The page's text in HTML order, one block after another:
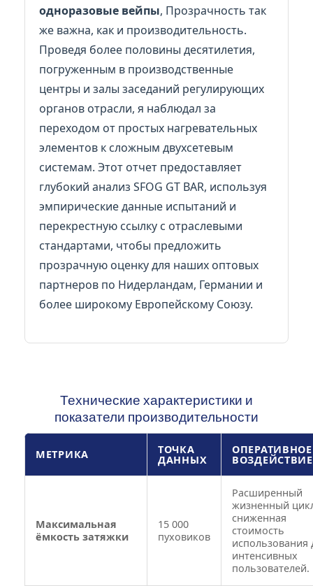
одноразовые вейпы, Прозрачность так
же важна, как и производительность.
Проведя более половины десятилетия,
погруженным в производственные
центры и залы заседаний регулирующих
органов отрасли, я наблюдал за
переходом от простых нагревательных
элементов к сложным двухсетевым
системам. Этот отчет предоставляет
глубокий анализ SFOG GT BAR, используя
эмпирические данные испытаний и
перекрестную ссылку с отраслевыми
стандартами, чтобы предложить
прозрачную оценку для наших оптовых
партнеров по Нидерландам, Германии и
более широкому Европейскому Союзу.
Технические характеристики и
показатели производительности
МЕТРИКА ТОЧКА
ДАННЫХ
ОПЕРАТИВНОЕ
ВОЗДЕЙСТВИЕ
Максимальная
ёмкость затяжки
15 000
пуховиков
Расширенный
жизненный
сниженная
стоимость
использования
интенсивных
пользователей.